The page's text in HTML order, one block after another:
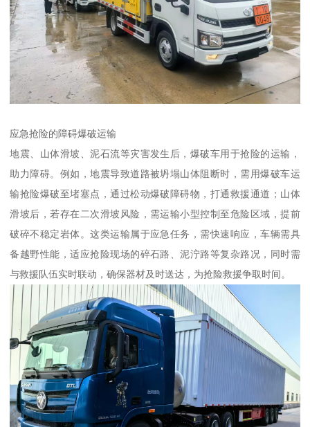
应急抢险的障碍爆破运输​
地震、山体滑坡、泥石流等灾害发生后，爆破车用于抢险的运输，
助力障碍。例如，地震导致道路被坍塌山体阻断时，需用爆破车运
输抢险爆破至堵塞点，通过松动爆破障碍物，打通救援通道；山体
滑坡后，若存在二次滑坡风险，需运输小型控制至危险区域，提前
破碎不稳定岩体。这类运输属于应急任务，需快速响应，车辆需具
备越野性能，适应抢险现场的碎石路、泥泞路等复杂路况，同时需
与救援队伍实时联动，确保器材及时送达，为抢险救援争取时间。